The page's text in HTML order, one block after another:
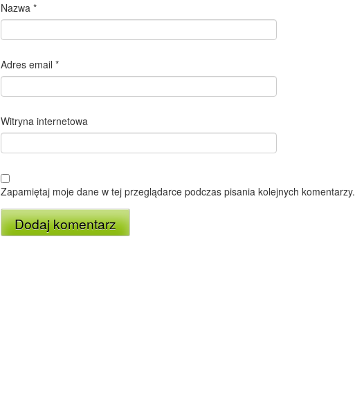
Nazwa *
Adres email *
Witryna internetowa
Zapamiętaj moje dane w tej przeglądarce podczas pisania kolejnych komentarzy.